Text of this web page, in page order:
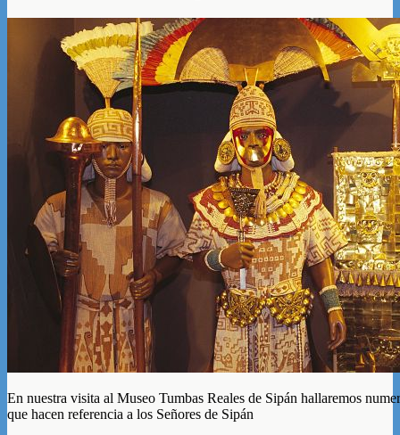
En nuestra visita al Museo Tumbas Reales de Sipán hallaremos
que hacen referencia a los Señores de Sipán